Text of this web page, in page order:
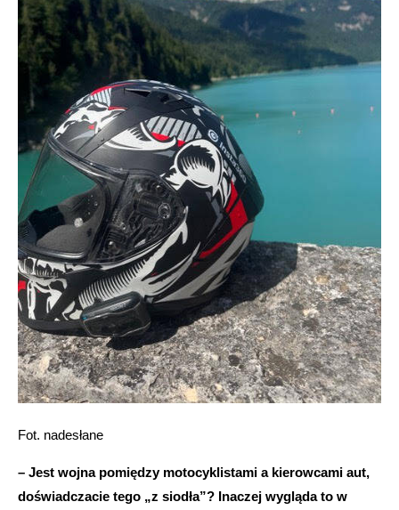
Fot. nadesłane
– Jest wojna pomiędzy motocyklistami a kierowcami aut,
doświadczacie tego „z siodła”? Inaczej wygląda to w